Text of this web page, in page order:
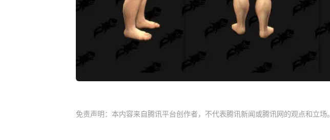
免责声明：本内容来自腾讯平台创作者，不代表腾讯新闻或腾讯网的观点和立场。